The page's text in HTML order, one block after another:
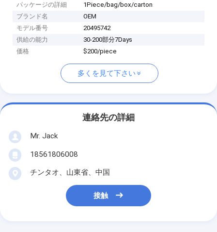
パッケージの詳細
1Piece/bag/box/carton
ブランド名
OEM
モデル番号
20495742
供給の能力
30-200部分7Days
価格
$200/piece
多くを見て下さい
連絡先の詳細
Mr. Jack
18561806008
チンタオ、山東省、中国
接触